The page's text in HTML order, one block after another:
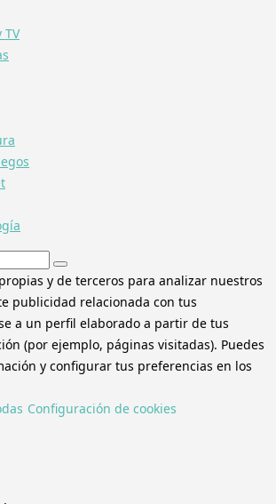
TV
y de terceros para analizar nuestros
publicidad relacionada con tus
a un perfil elaborado a partir de tus
(por ejemplo, páginas visitadas). Puedes
y configurar tus preferencias en los
Configuración de cookies